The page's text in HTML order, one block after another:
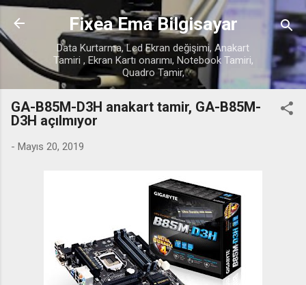
Ana içeriğe atla
Fixea Ema Bilgisayar
Data Kurtarma, Lcd Ekran değişimi, Anakart
Tamiri , Ekran Kartı onarımı, Notebook Tamiri,
Quadro Tamir,
GA-B85M-D3H anakart tamir, GA-B85M-
D3H açılmıyor
- Mayıs 20, 2019